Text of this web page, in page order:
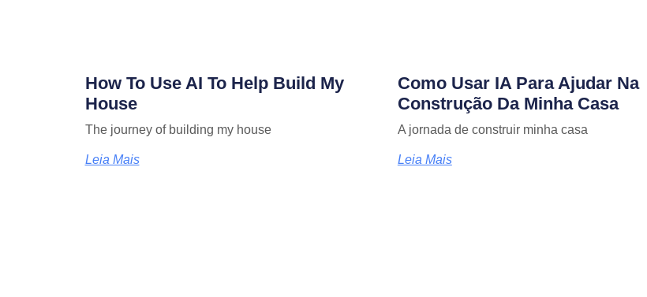
How To Use AI To Help Build My
House
The journey of building my house
Leia Mais
Como Usar IA Para Ajudar Na
Construção Da Minha Casa
A jornada de construir minha casa
Leia Mais